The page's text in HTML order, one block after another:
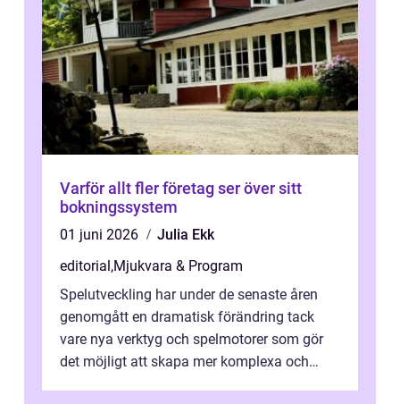
Varför allt fler företag ser över sitt
bokningssystem
01 juni 2026
Julia Ekk
editorial ,Mjukvara & Program
Spelutveckling har under de senaste åren
genomgått en dramatisk förändring tack
vare nya verktyg och spelmotorer som gör
det möjligt att skapa mer komplexa och